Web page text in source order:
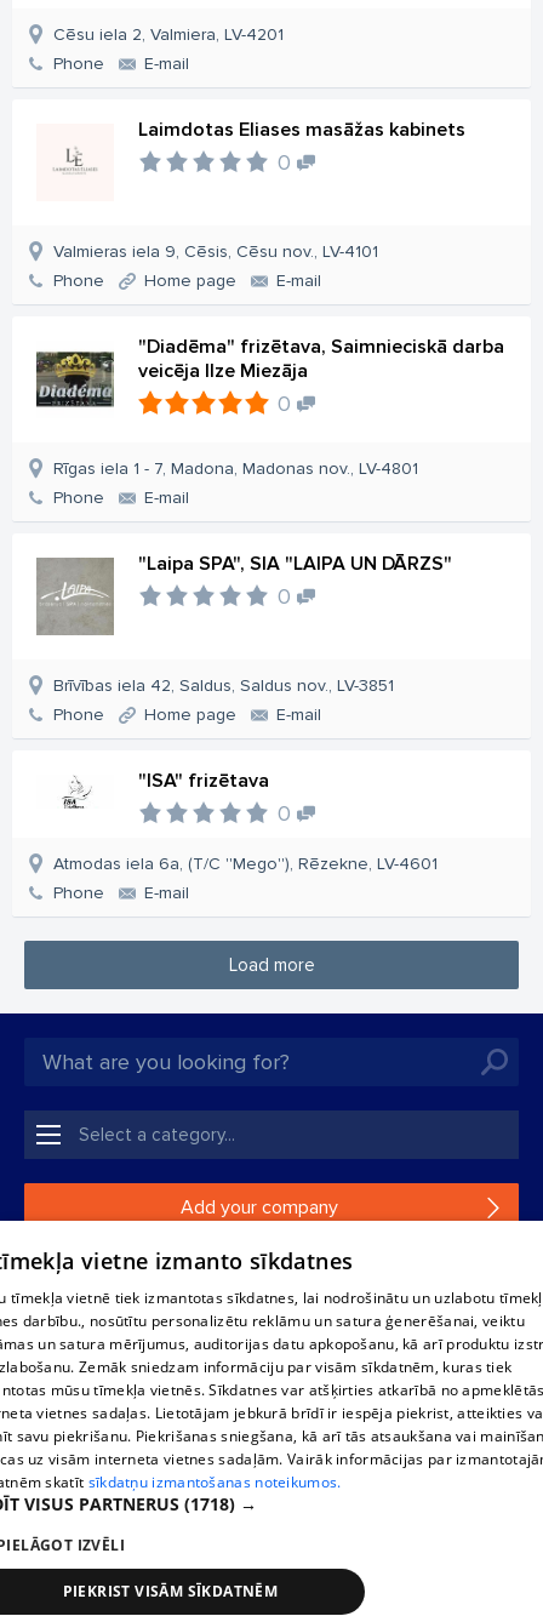
Cēsu iela 2, Valmiera, LV-4201
Phone
E-mail
Laimdotas Eliases masāžas kabinets
0
Valmieras iela 9, Cēsis, Cēsu nov., LV-4101
Phone
Home page E-mail
"Diadēma" frizētava, Saimnieciskā darba
veicēja Ilze Miezāja
0
Rīgas iela 1 - 7, Madona, Madonas nov., LV-4801
Phone
E-mail
"Laipa SPA", SIA "LAIPA UN DĀRZS"
0
Brīvības iela 42, Saldus, Saldus nov., LV-3851
Phone
Home page E-mail
"ISA" frizētava
0
Atmodas iela 6a, (T/C ''Mego''), Rēzekne, LV-4601
Phone
E-mail
Load more
Add your company
If your company is not in our database, please fill in a
Reproduction, or distribution of 1188 database, its parts or the
information contained in the database, or parts of information in
any form is strictly prohibited. Also automatic download is
prohibited. Reproduction of any material published on the
website 1188 is strictly forbidden without the editorial license of
1188 website.
Vortal assistance service: e-mail -
ElaboratedSIA Helio Media2004-2026
vietne izmanto sīkdatnes
tīmekļa vietnē tiek izmantotas sīkdatnes, lai nodrošinātu un uzlabotu
darbību., nosūtītu personalizētu reklāmu un satura ģenerēšanai, veiktu
un satura mērījumus, auditorijas datu apkopošanu, kā arī produktu
Zemāk sniedzam informāciju par visām sīkdatnēm, kuras tiek
mūsu tīmekļa vietnēs. Sīkdatnes var atšķirties atkarībā no
vietnes sadaļas. Lietotājam jebkurā brīdī ir iespēja piekrist, atteikties
savu piekrišanu. Piekrišanas sniegšana, kā arī tās atsaukšana vai
uz visām interneta vietnes sadaļām. Vairāk informācijas par
skatīt sīkdatņu izmantošanas noteikumos.
VISUS PARTNERUS (1718) →
IZVĒLI
PIEKRIST VISĀM SĪKDATNĒM